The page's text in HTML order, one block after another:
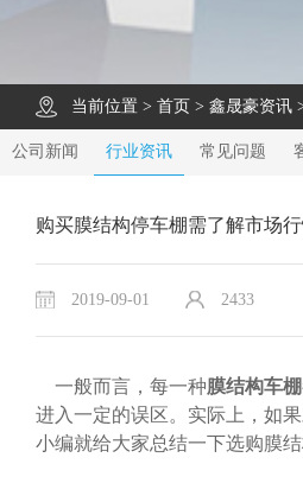
当前位置 > 首页 > 鑫晟豪资讯
公司新闻 行业资讯 常见问题
购买膜结构停车棚需了解市场
2019-09-01 2433
一般而言，每一种膜结构车棚
进入一定的误区。实际上，如
小编就给大家总结一下选购膜